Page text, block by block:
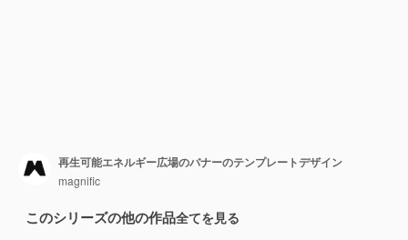
再生可能エネルギー広場のバナーのテンプレートデザイン
magnific
このシリーズの他の作品全てを見る